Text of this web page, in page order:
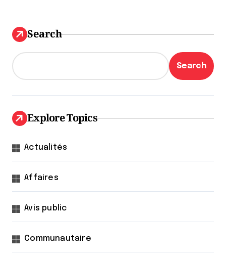
Search
Search
Explore Topics
Actualités
Affaires
Avis public
Communautaire